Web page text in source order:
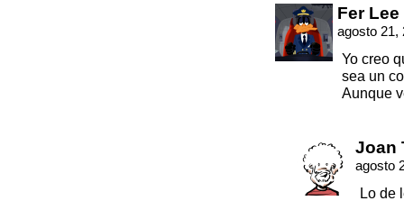
Fer Lee
agosto 21,
Yo creo
sea un
Aunque
Joan
agosto
Lo de